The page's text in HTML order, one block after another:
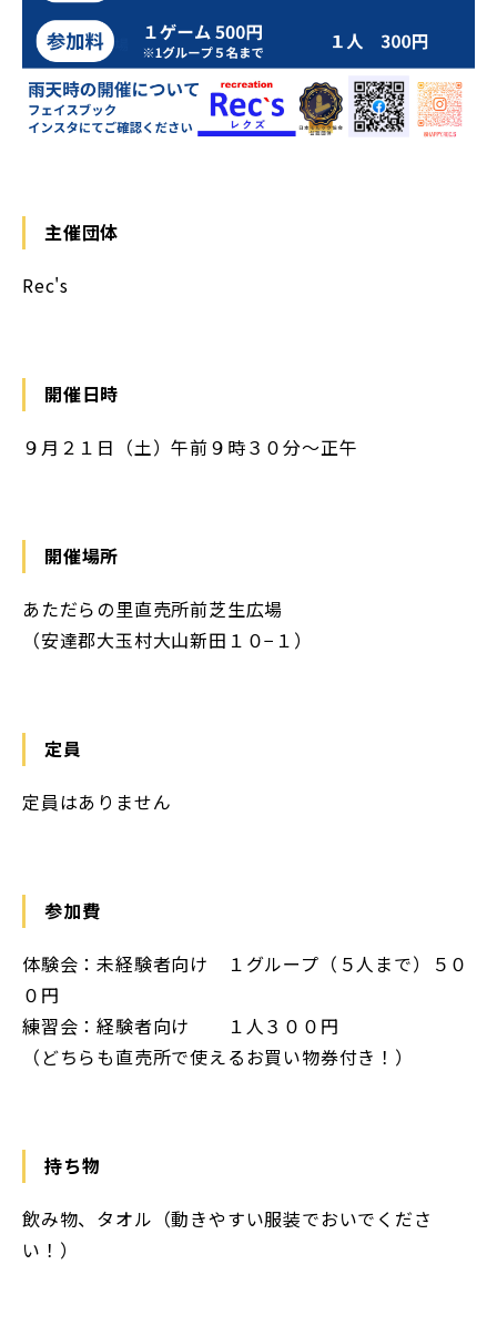
主催団体
Rec's
開催日時
９月２１日（土）午前９時３０分〜正午
開催場所
あただらの里直売所前芝生広場
（安達郡大玉村大山新田１０−１）
定員
定員はありません
参加費
体験会：未経験者向け １グループ（５人まで）５０
０円
練習会：経験者向け １人３００円
（どちらも直売所で使えるお買い物券付き！）
持ち物
飲み物、タオル（動きやすい服装でおいでくださ
い！）